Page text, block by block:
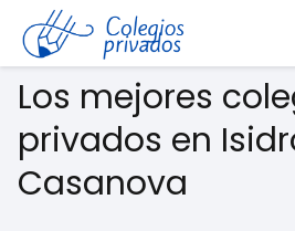
Los mejores
privados en
Casanova